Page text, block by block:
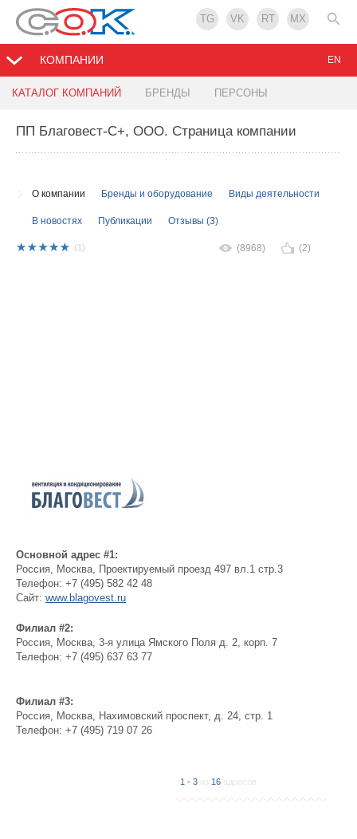
TG VK RT MX
КОМПАНИИ
КАТАЛОГ КОМПАНИЙ БРЕНДЫ ПЕРСОНЫ
EN
ПП Благовест-С+, ООО. Страница компании
О компании Бренды и оборудование Виды деятельности
В новостях Публикации Отзывы (3)
(8968) (2)
(1)
Основной адрес #1:
Россия, Москва, Проектируемый проезд 497 вл.1 стр.3
Телефон: +7 (495) 582 42 48
Сайт: www.blagovest.ru
Филиал #2:
Россия, Москва, 3-я улица Ямского Поля д. 2, корп. 7
Телефон: +7 (495) 637 63 77
Филиал #3:
Россия, Москва, Нахимовский проспект, д. 24, стр. 1
Телефон: +7 (495) 719 07 26
1 - 3 из 16 адресов